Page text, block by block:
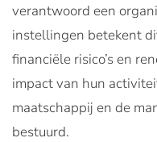
verantwoord een
instellingen betekent
financiële risico’s en
impact van hun
maatschappij en de
bestuurd.